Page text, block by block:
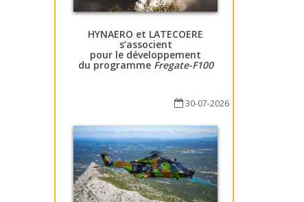
HYNAERO et LATECOERE
s’associent
pour le développement
du programme Fregate-F100
30-07-2026